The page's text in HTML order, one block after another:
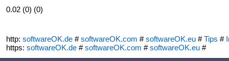
0.02 (0) (0)
http: softwareOK.de #softwareOK.com #softwareOK.eu #Tips #
https: softwareOK.de #softwareOK.com #softwareOK.eu #